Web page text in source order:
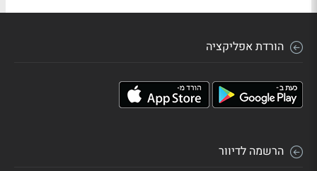
הורדת אפליקציה
הרשמה לדיוור